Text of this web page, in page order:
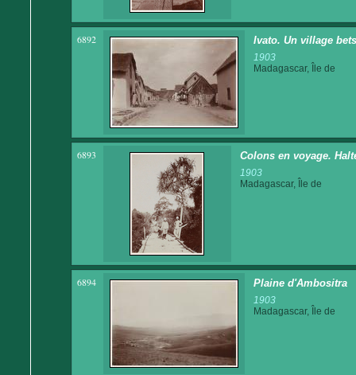
6892 Ivato. Un village
1903
Madagascar, Île de
6893 Colons en voyage.
1903
Madagascar, Île de
6894 Plaine d'Ambositra
1903
Madagascar, Île de